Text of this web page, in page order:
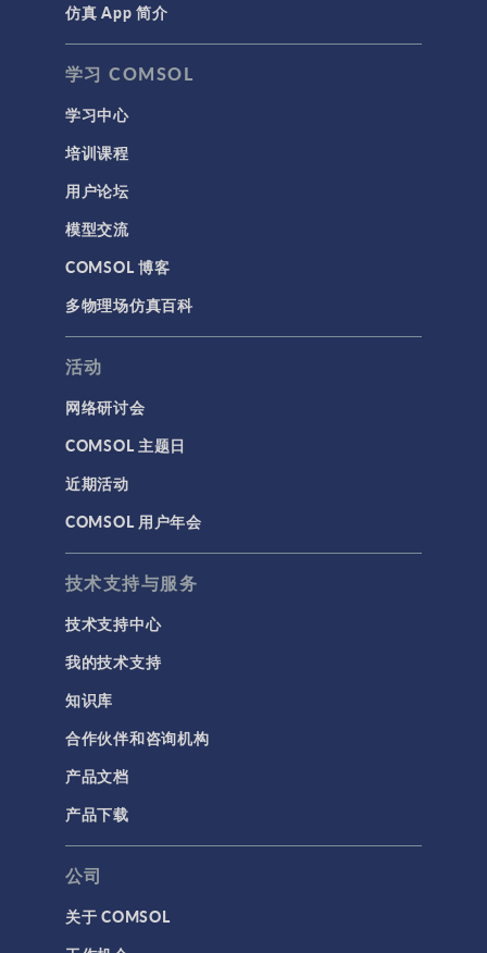
仿真 App 简介
学习 COMSOL
学习中心
培训课程
用户论坛
模型交流
COMSOL 博客
多物理场仿真百科
活动
网络研讨会
COMSOL 主题日
近期活动
COMSOL 用户年会
技术支持与服务
技术支持中心
我的技术支持
知识库
合作伙伴和咨询机构
产品文档
产品下载
公司
关于 COMSOL